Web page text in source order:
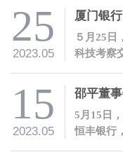
25
2023.05
５月25日
科技考察
15
2023.05
邵平董
5月15日
恒丰银行